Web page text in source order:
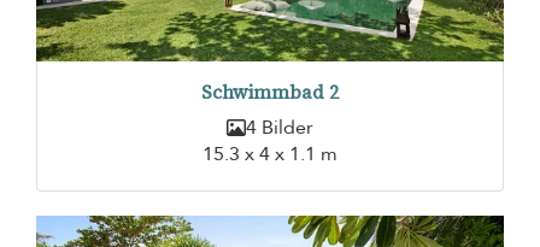
Schwimmbad 2
4 Bilder
15.3 x 4 x 1.1 m